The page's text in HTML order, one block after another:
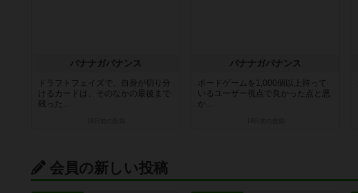
バナナガバナンス
ドラフトフェイズで、自身が切り分
けるカードは、そのなかの最後まで
残った...
バナナガバナンス
ボードゲームを1,000個以上持って
いるユーザー視点で良かった点と悪
か...
会員の新しい投稿